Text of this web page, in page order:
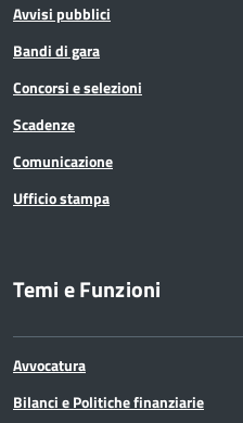
Avvisi pubblici
Bandi di gara
Concorsi e selezioni
Scadenze
Comunicazione
Ufficio stampa
Temi e Funzioni
Avvocatura
Bilanci e Politiche finanziarie